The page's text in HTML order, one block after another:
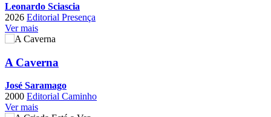
Leonardo Sciascia
2026 Editorial Presença
Ver mais
A Caverna
José Saramago
2000 Editorial Caminho
Ver mais